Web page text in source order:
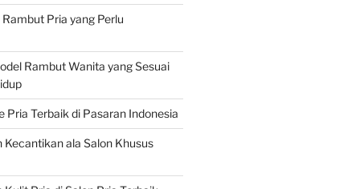
Pria yang Perlu
Rambut Wanita yang Sesuai
Pria Terbaik di Pasaran Indonesia
Kecantikan ala Salon Khusus